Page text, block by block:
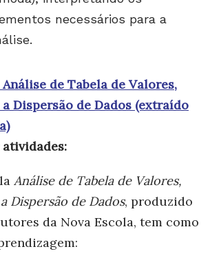
necessários para a
de Tabela de Valores,
Dispersão de Dados (extraído
Análise de Tabela de Valores,
Dispersão de Dados, produzido
da Nova Escola, tem como